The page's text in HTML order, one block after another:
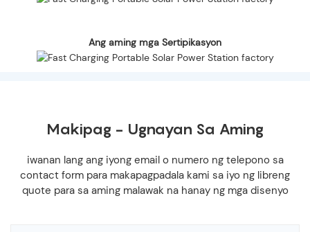
Ang aming mga Sertipikasyon
Makipag - Ugnayan Sa Aming
iwanan lang ang iyong email o numero ng telepono sa
contact form para makapagpadala kami sa iyo ng libreng
quote para sa aming malawak na hanay ng mga disenyo